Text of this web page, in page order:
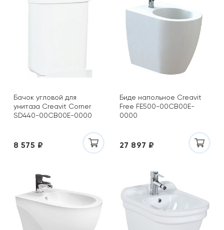
Бачок угловой для
унитаза Creavit Corner
SD440-00CB00E-0000
8 575 ₽
Биде напольное Creavit
Free FE500-00CB00E-
0000
27 897 ₽